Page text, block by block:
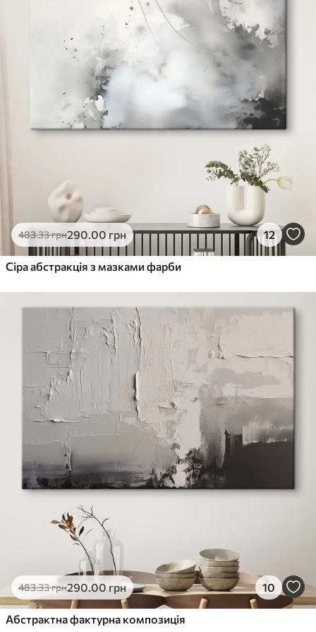
483.33грн290.00 грн 12
Сіра абстракція з мазками фарби
483.33грн290.00 грн 10
Абстрактна фактурна композиція